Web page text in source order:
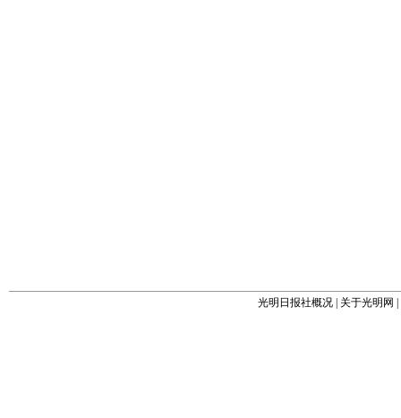
光明日报社概况 关于光明网